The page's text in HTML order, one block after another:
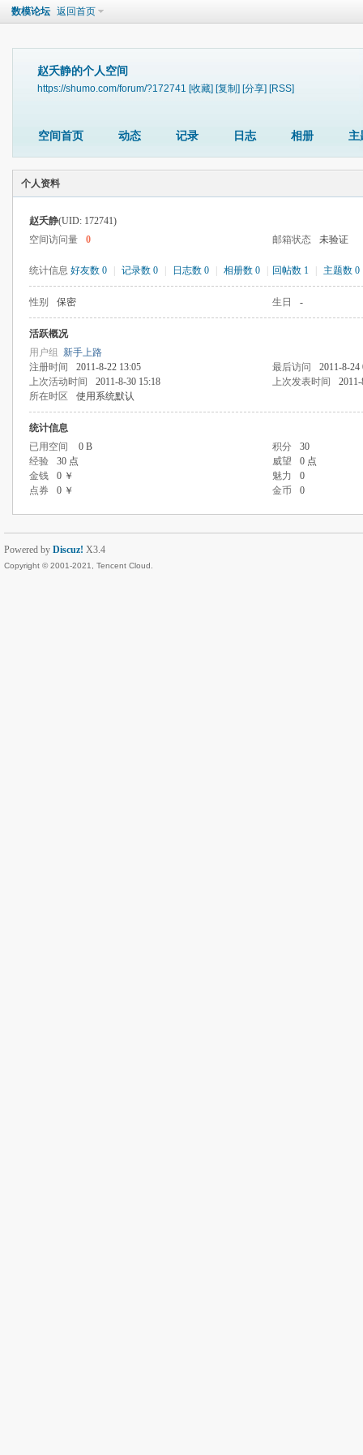
数模论坛 返回首页
赵夭静的个人空间
https://shumo.com/forum/?172741 [收藏] [复制] [分享] [RSS]
空间首页 动态 记录 日志 相册 主
个人资料
赵夭静(UID: 172741)
空间访问量
0 邮箱状态 未验证
统计信息 好友数 0 记录数 0 日志数 0 相册数 0 回帖数 1 主题数 0
性别 保密 生日 -
活跃概况
用户组 新手上路
注册时间
2011-8-22 13:05 最后访问
2011-8-24
上次活动时间
2011-8-30 15:18 上次发表时间
所在时区
使用系统默认
统计信息
已用空间
0 B 积分
30
经验
30 点 威望
0 点
金钱
0 ￥ 魅力
0
点券
0 ￥ 金币 0
Powered by Discuz! X3.4
Copyright © 2001-2021, Tencent Cloud.